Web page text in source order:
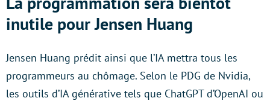
inutile pour Jensen Huang
Jensen Huang prédit ainsi que l’IA mettra tous les
programmeurs au chômage. Selon le PDG de Nvidia,
les outils d’IA générative tels que ChatGPT d’OpenAI ou